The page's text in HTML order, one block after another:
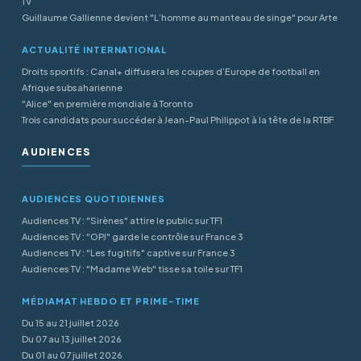
Guillaume Gallienne devient "L’homme au manteau de singe" pour Arte
ACTUALITÉ INTERNATIONAL
Droits sportifs : Canal+ diffusera les coupes d’Europe de football en
Afrique subsaharienne
"Alice" en première mondiale à Toronto
Trois candidats pour succéder à Jean-Paul Philippot à la tête de la RTBF
AUDIENCES
AUDIENCES QUOTIDIENNES
Audiences TV : "Sirènes" attire le public sur TF1
Audiences TV : "OPJ" garde le contrôle sur France 3
Audiences TV : "Les fugitifs" captive sur France 3
Audiences TV : "Madame Web" tisse sa toile sur TF1
MÉDIAMAT HEBDO ET PRIME-TIME
Du 15 au 21 juillet 2026
Du 07 au 13 juillet 2026
Du 01 au 07 juillet 2026